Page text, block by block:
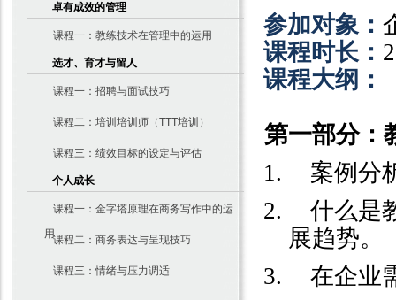
卓有成效的管理
课程一：教练技术在管理中的运用
选才、育才与留人
课程一：招聘与面试技巧
课程二：培训培训师（TTT培训）
课程三：绩效目标的设定与评估
个人成长
课程一：金字塔原理在商务写作中的运
用课程二：商务表达与呈现技巧
课程三：情绪与压力调适
参加对象：
课程时长： 2
课程大纲：
第一部分：
1.
案例分
2.
什么是
展趋势。
3.
在企业